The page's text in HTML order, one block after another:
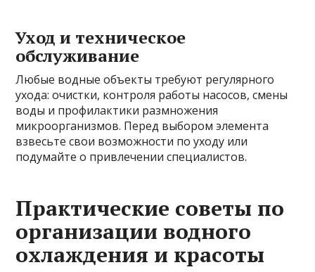
Уход и техническое
обслуживание
Любые водные объекты требуют регулярного
ухода: очистки, контроля работы насосов, смены
воды и профилактики размножения
микроорганизмов. Перед выбором элемента
взвесьте свои возможности по уходу или
подумайте о привлечении специалистов.
Практические советы по
организации водного
охлаждения и красоты